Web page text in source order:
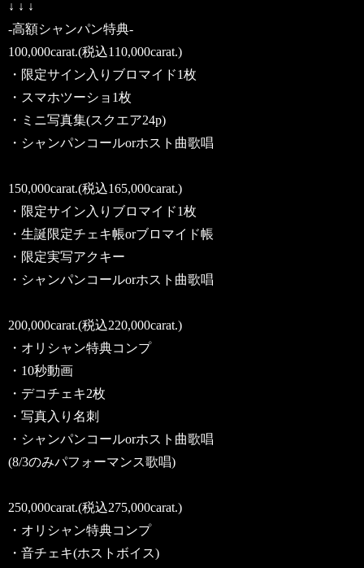
↓ ↓ ↓
-高額シャンパン特典-
100,000carat.(税込110,000carat.)
・限定サイン入りブロマイド1枚
・スマホツーショ1枚
・ミニ写真集(スクエア24p)
・シャンパンコールorホスト曲歌唱
150,000carat.(税込165,000carat.)
・限定サイン入りブロマイド1枚
・生誕限定チェキ帳orブロマイド帳
・限定実写アクキー
・シャンパンコールorホスト曲歌唱
200,000carat.(税込220,000carat.)
・オリシャン特典コンプ
・10秒動画
・デコチェキ2枚
・写真入り名刺
・シャンパンコールorホスト曲歌唱
(8/3のみパフォーマンス歌唱)
250,000carat.(税込275,000carat.)
・オリシャン特典コンプ
・音チェキ(ホストボイス)